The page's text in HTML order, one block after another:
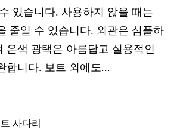
있습니다. 사용하지 않을 때는
줄일 수 있습니다. 외관은 심플하
은색 광택은 아름답고 실용적인
합니다. 보트 외에도...